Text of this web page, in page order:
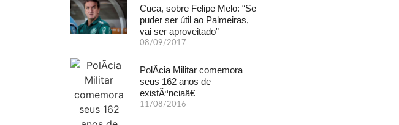
Cuca, sobre Felipe Melo: “Se
puder ser útil ao Palmeiras,
vai ser aproveitado”
08/09/2017
PolÃ­cia Militar comemora
seus 162 anos de
existÃªnciaâ€
11/08/2016